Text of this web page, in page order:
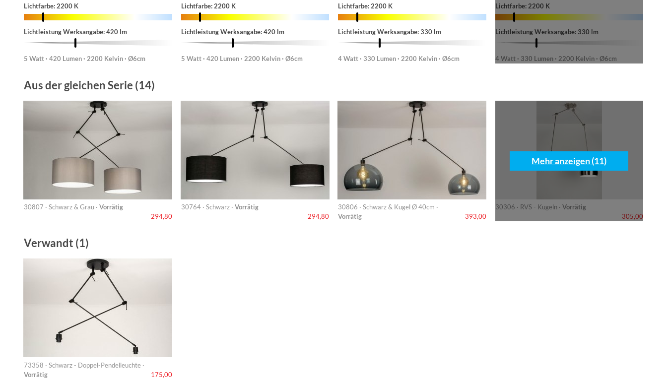
Lichtfarbe: 2200 K
Lichtleistung Werksangabe: 420 lm
5 Watt · 420 Lumen · 2200 Kelvin · Ø6cm
Lichtfarbe: 2200 K
Lichtleistung Werksangabe: 420 lm
5 Watt · 420 Lumen · 2200 Kelvin · Ø6cm
Lichtfarbe: 2200 K
Lichtleistung Werksangabe: 330 lm
4 Watt · 330 Lumen · 2200 Kelvin · Ø6cm
Lichtfarbe: 2200 K
Lichtleistung Werksangabe: 330 lm
4 Watt · 330 Lumen · 2200 Kelvin · Ø6cm
Aus der gleichen Serie (14)
30807 · Schwarz & Grau · Vorrätig
294,80
30764 · Schwarz · Vorrätig
294,80
30806 · Schwarz & Kugel Ø 40cm ·
Vorrätig
393,00
30306 · RVS - Kugeln · Vorrätig
305,00
Mehr anzeigen (11)
Verwandt (1)
73358 · Schwarz - Doppel-Pendelleuchte ·
Vorrätig
175,00